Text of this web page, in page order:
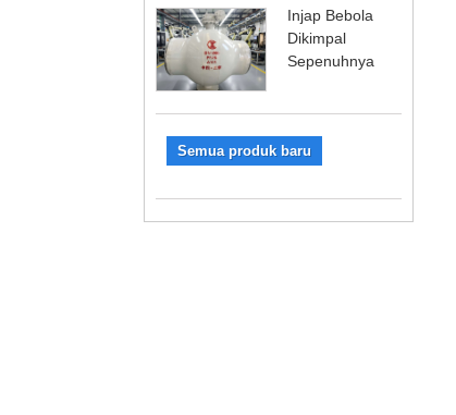
Injap Bebola
Dikimpal
Sepenuhnya
Semua produk baru